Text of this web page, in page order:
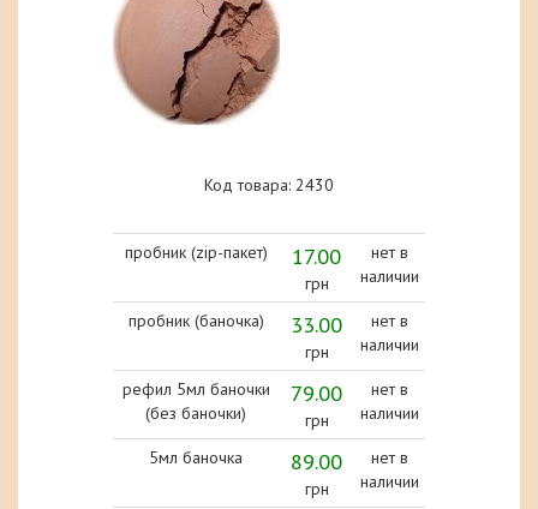
Код товара: 2430
пробник (zip-пакет) 17.00
грн
нет в
наличии
пробник (баночка) 33.00
грн
нет в
наличии
рефил 5мл баночки
(без баночки)
79.00
грн
нет в
наличии
5мл баночка 89.00
грн
нет в
наличии